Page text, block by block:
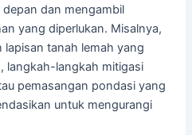
dan mengambil
yang diperlukan. Misalnya,
tanah lemah yang
langkah-langkah mitigasi
pemasangan pondasi yang
untuk mengurangi